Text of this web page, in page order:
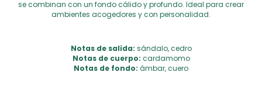
se combinan con un fondo cálido y profundo. Ideal para crear
ambientes acogedores y con personalidad.
Notas de salida: sándalo, cedro
Notas de cuerpo: cardamomo
Notas de fondo: ámbar, cuero